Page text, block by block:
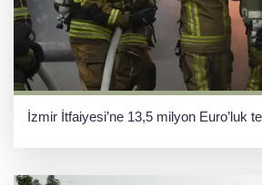
İzmir İtfaiyesi’ne 13,5 milyon Euro’luk